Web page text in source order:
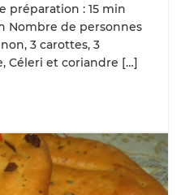
préparation : 15 min
Nombre de personnes
3 carottes, 3
Céleri et coriandre […]